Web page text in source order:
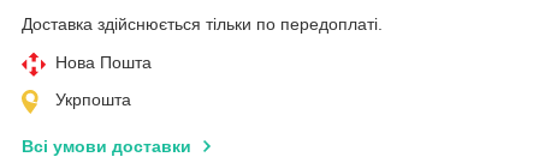
Доставка здійснюється тільки по передоплаті.
Нова Пошта
Укрпошта
Всі умови доставки